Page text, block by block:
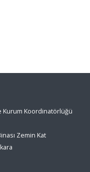
Kurum Koordinatörlüğü
Zemin Kat